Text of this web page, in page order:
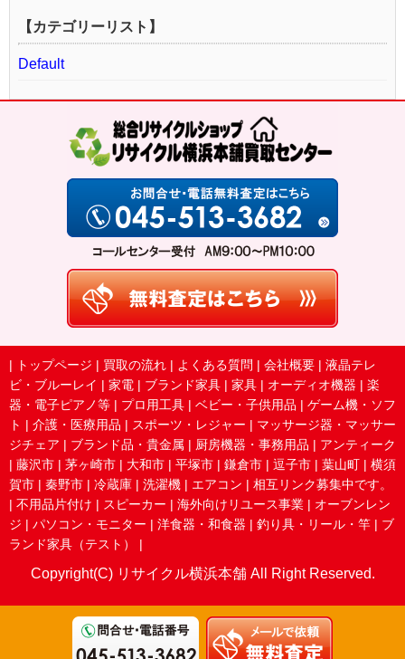
【カテゴリーリスト】
Default
| トップページ | 買取の流れ | よくある質問 | 会社概要 | 液晶テレ
ビ・ブルーレイ | 家電 | ブランド家具 | 家具 | オーディオ機器 | 楽
器・電子ピアノ等 | プロ用工具 | ベビー・子供用品 | ゲーム機・ソフ
ト | 介護・医療用品 | スポーツ・レジャー | マッサージ器・マッサー
ジチェア | ブランド品・貴金属 | 厨房機器・事務用品 | アンティーク
| 藤沢市 | 茅ヶ崎市 | 大和市 | 平塚市 | 鎌倉市 | 逗子市 | 葉山町 | 横須
賀市 | 秦野市 | 冷蔵庫 | 洗濯機 | エアコン | 相互リンク募集中です。
| 不用品片付け | スピーカー | 海外向けリユース事業 | オーブンレン
ジ | パソコン・モニター | 洋食器・和食器 | 釣り具・リール・竿 | ブ
ランド家具（テスト）
|
Copyright(C) リサイクル横浜本舗 All Right Reserved.